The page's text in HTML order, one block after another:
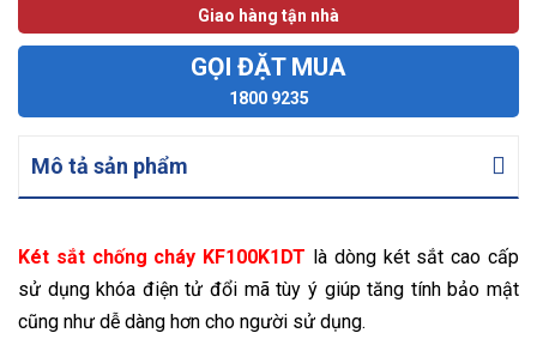
Giao hàng tận nhà
GỌI ĐẶT MUA
1800 9235
Mô tả sản phẩm
Két sắt chống cháy KF100K1DT là dòng két sắt cao cấp
sử dụng khóa điện tử đổi mã tùy ý giúp tăng tính bảo mật
cũng như dễ dàng hơn cho người sử dụng.